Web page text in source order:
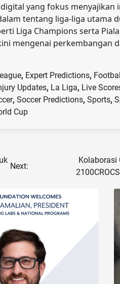
yang fokus menyajikan
tentang liga-liga utama
Liga Champions serta
mengenai perkembangan
, Expert Predictions,
Updates, La Liga, Live
, Soccer Predictions, Sports,
Cup
Next:
Kolaborasi